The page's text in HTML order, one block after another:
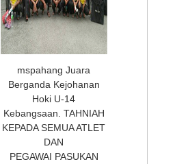
mspahang Juara
Berganda Kejohanan
Hoki U-14
Kebangsaan. TAHNIAH
KEPADA SEMUA ATLET
DAN
PEGAWAI PASUKAN